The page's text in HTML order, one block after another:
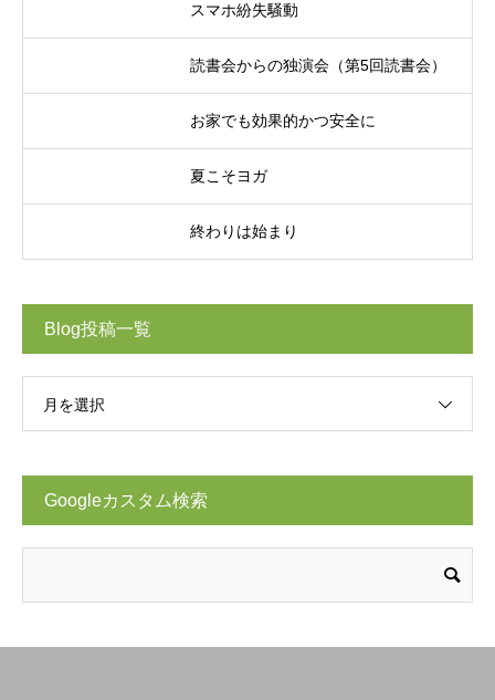
スマホ紛失騒動
読書会からの独演会（第5回読書会）
お家でも効果的かつ安全に
夏こそヨガ
終わりは始まり
Blog投稿一覧
月を選択
Googleカスタム検索